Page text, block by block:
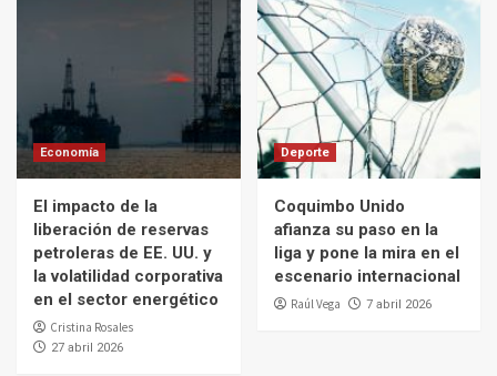
Economía
El impacto de la
liberación de reservas
petroleras de EE. UU. y
la volatilidad corporativa
en el sector energético
Cristina Rosales
27 abril 2026
Deporte
Coquimbo Unido
afianza su paso en la
liga y pone la mira en el
escenario internacional
Raúl Vega 7 abril 2026